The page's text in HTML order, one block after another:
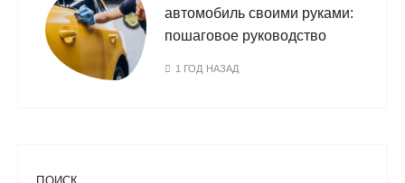
автомобиль своими руками:
пошаговое руководство
1 ГОД НАЗАД